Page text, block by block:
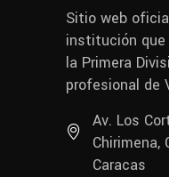
Sitio web
institución que
la Primera
profesional de
Av. Los
Chirimena,
Caracas